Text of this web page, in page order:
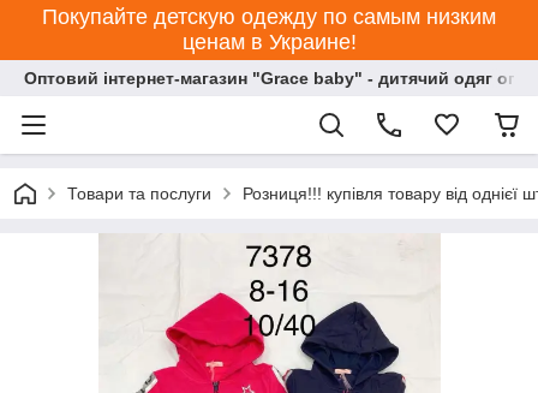
Покупайте детскую одежду по самым низким
ценам в Украине!
Оптовий інтернет-магазин "Grace baby" - дитячий одяг
Товари та послуги Розниця!!! купівля товару від однієї